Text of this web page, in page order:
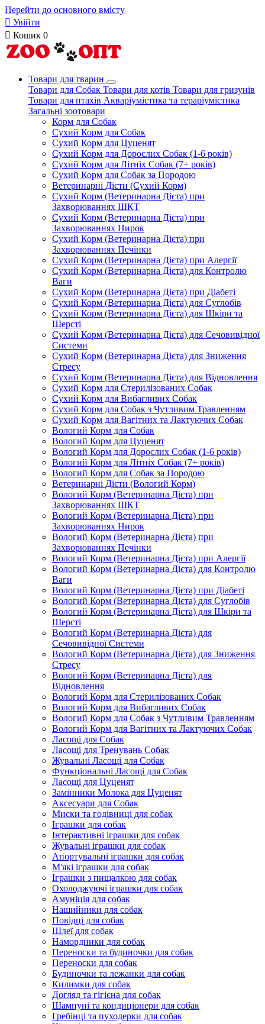
Перейти до основного вмісту
 Увійти
 Кошик 0
Товари для тварин
Товари для Собак Товари для котів Товари для гризунів
Товари для птахів Акваріумістика та тераріумістика
Загальні зоотовари
Корм для Собак
Сухий Корм для Собак
Сухий Корм для Цуценят
Сухий Корм для Дорослих Собак (1-6 років)
Сухий Корм для Літніх Собак (7+ років)
Сухий Корм для Собак за Породою
Ветеринарні Дієти (Сухий Корм)
Сухий Корм (Ветеринарна Дієта) при
Захворюваннях ШКТ
Сухий Корм (Ветеринарна Дієта) при
Захворюваннях Нирок
Сухий Корм (Ветеринарна Дієта) при
Захворюваннях Печінки
Сухий Корм (Ветеринарна Дієта) при Алергії
Сухий Корм (Ветеринарна Дієта) для Контролю
Ваги
Сухий Корм (Ветеринарна Дієта) при Діабеті
Сухий Корм (Ветеринарна Дієта) для Суглобів
Сухий Корм (Ветеринарна Дієта) для Шкіри та
Шерсті
Сухий Корм (Ветеринарна Дієта) для Сечовивідної
Системи
Сухий Корм (Ветеринарна Дієта) для Зниження
Стресу
Сухий Корм (Ветеринарна Дієта) для Відновлення
Сухий Корм для Стерилізованих Собак
Сухий Корм для Вибагливих Собак
Сухий Корм для Собак з Чутливим Травленням
Сухий Корм для Вагітних та Лактуючих Собак
Вологий Корм для Собак
Вологий Корм для Цуценят
Вологий Корм для Дорослих Собак (1-6 років)
Вологий Корм для Літніх Собак (7+ років)
Вологий Корм для Собак за Породою
Ветеринарні Дієти (Вологий Корм)
Вологий Корм (Ветеринарна Дієта) при
Захворюваннях ШКТ
Вологий Корм (Ветеринарна Дієта) при
Захворюваннях Нирок
Вологий Корм (Ветеринарна Дієта) при
Захворюваннях Печінки
Вологий Корм (Ветеринарна Дієта) при Алергії
Вологий Корм (Ветеринарна Дієта) для Контролю
Ваги
Вологий Корм (Ветеринарна Дієта) при Діабеті
Вологий Корм (Ветеринарна Дієта) для Суглобів
Вологий Корм (Ветеринарна Дієта) для Шкіри та
Шерсті
Вологий Корм (Ветеринарна Дієта) для
Сечовивідної Системи
Вологий Корм (Ветеринарна Дієта) для Зниження
Стресу
Вологий Корм (Ветеринарна Дієта) для
Відновлення
Вологий Корм для Стерилізованих Собак
Вологий Корм для Вибагливих Собак
Вологий Корм для Собак з Чутливим Травленням
Вологий Корм для Вагітних та Лактуючих Собак
Ласощі для Собак
Ласощі для Тренувань Собак
Жувальні Ласощі для Собак
Функціональні Ласощі для Собак
Ласощі для Цуценят
Замінники Молока для Цуценят
Аксесуари для Собак
Миски та годівниці для собак
Іграшки для собак
Інтерактивні іграшки для собак
Жувальні іграшки для собак
Апортувальні іграшки для собак
М'які іграшки для собак
Іграшки з пищалкою для собак
Охолоджуючі іграшки для собак
Амуніція для собак
Нашийники для собак
Повідці для собак
Шлеї для собак
Намордники для собак
Переноски та будиночки для собак
Переноски для собак
Будиночки та лежанки для собак
Килимки для собак
Догляд та гігієна для собак
Шампуні та кондиціонери для собак
Гребінці та пуходерки для собак